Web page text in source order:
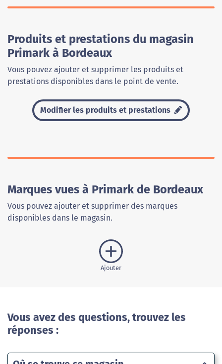
Produits et prestations du magasin
Primark à Bordeaux
Vous pouvez ajouter et supprimer les produits et
prestations disponibles dans le point de vente.
Modifier les produits et prestations
Marques vues à Primark de Bordeaux
Vous pouvez ajouter et supprimer des marques
disponibles dans le magasin.
Ajouter
Vous avez des questions, trouvez les
réponses :